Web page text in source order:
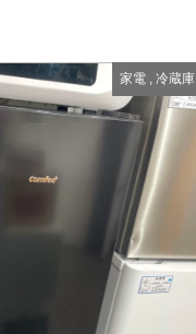
家電, 冷蔵庫